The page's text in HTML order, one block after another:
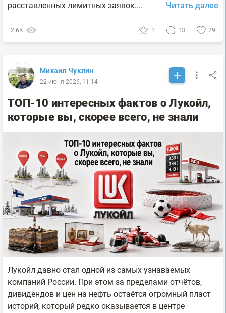
расставленных лимитных заявок....
Читать далее
2.6К 1 13 29
Михаил Чуклин
22 июня 2026, 11:14
ТОП-10 интересных фактов о Лукойл,
которые вы, скорее всего, не знали
Лукойл давно стал одной из самых узнаваемых
компаний России. При этом за пределами отчётов,
дивидендов и цен на нефть остаётся огромный пласт
историй, который редко оказывается в центре